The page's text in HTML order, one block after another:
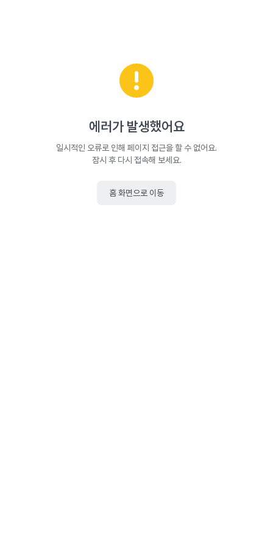
에러가 발생했어요
일시적인 오류로 인해 페이지 접근을 할 수 없어요.
잠시 후 다시 접속해 보세요.
홈 화면으로 이동